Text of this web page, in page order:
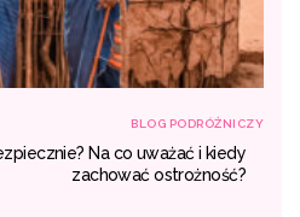
BLOG PODRÓŻNICZY
Na co uważać i kiedy
zachować ostrożność?